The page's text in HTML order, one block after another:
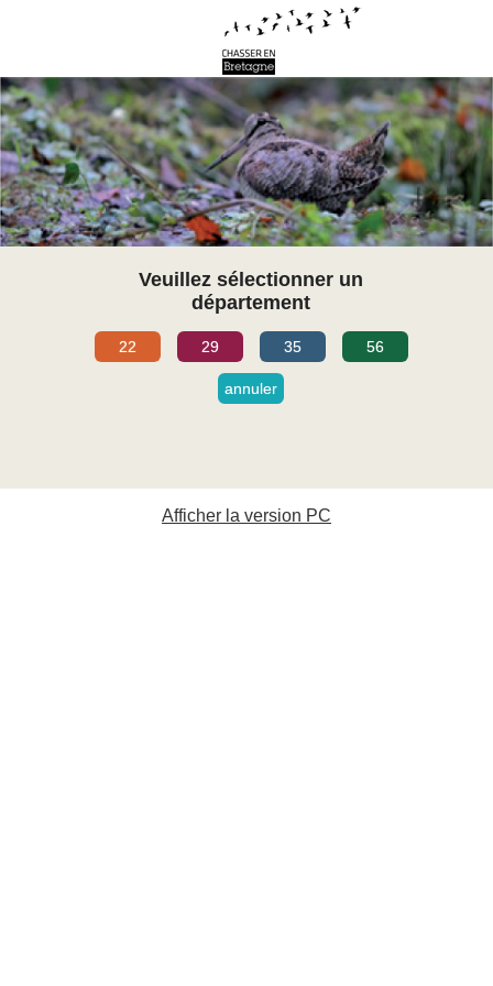
Veuillez sélectionner un
département
22 29 35 56
annuler
Afficher la version PC